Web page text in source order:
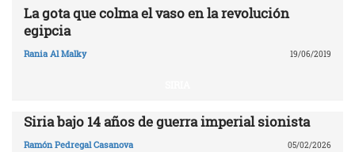
La gota que colma el vaso en la revolución
egipcia
Rania Al Malky 19/06/2019
Siria bajo 14 años de guerra imperial sionista
Ramón Pedregal Casanova 05/02/2026